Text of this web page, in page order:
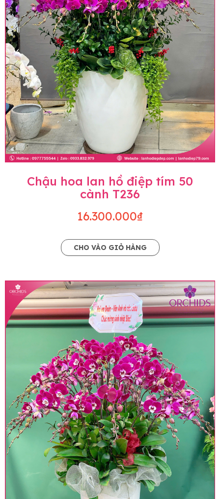
Chậu hoa lan hồ điệp tím 50
cành T236
16.300.000₫
CHO VÀO GIỎ HÀNG